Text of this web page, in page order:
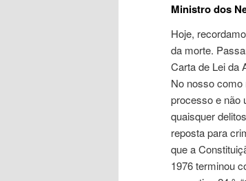
Ministro dos
Hoje,
da morte.
Carta de Lei da
No nosso como
processo e não
quaisquer
reposta para
que a
1976 terminou